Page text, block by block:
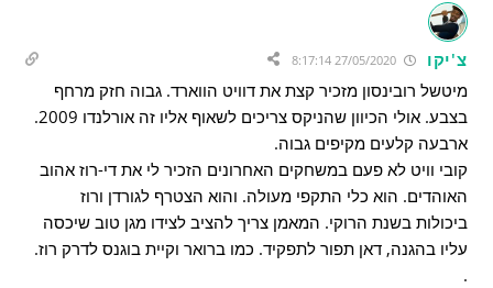
צ'יקו
מיטשל רובינסון מזכיר קצת את דוויט הווארד. גבוה חזק מרחף
בצבע. אולי הכיוון שהניקס צריכים לשאוף אליו זה אורלנדו 2009.
ארבעה קלעים מקיפים גבוה.
קובי וויט לא פעם במשחקים האחרונים הזכיר לי את די-רוז אהוב
האוהדים. הוא כלי התקפי מעולה. והוא הצטרף לגורדן ורוז
ביכולות בשנת הרוקי. המאמן צריך להציב לצידו מגן טוב שיכסה
עליו בהגנה, דאן תפור לתפקיד. כמו ברואר וקיית בוגנס לדרק רוז.
.